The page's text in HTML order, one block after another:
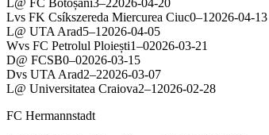
L@ FC Botoșani3–22026-04-20
Lvs FK Csíkszereda Miercurea Ciuc0–12026-04-13
L@ UTA Arad5–12026-04-05
Wvs FC Petrolul Ploiești1–02026-03-21
D@ FCSB0–02026-03-15
Dvs UTA Arad2–22026-03-07
L@ Universitatea Craiova2–12026-02-28
FC Hermannstadt